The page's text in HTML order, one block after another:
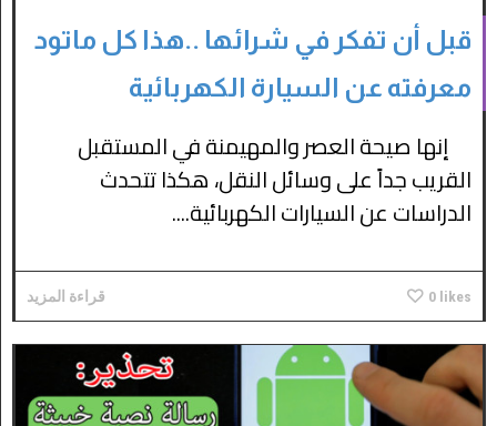
قبل أن تفكر في شرائها ..هذا كل ماتود
معرفته عن السيارة الكهربائية
إنها صيحة العصر والمهيمنة في المستقبل
القريب جداً على وسائل النقل، هكذا تتحدث
الدراسات عن السيارات الكهربائية....
0 likes قراءة المزيد